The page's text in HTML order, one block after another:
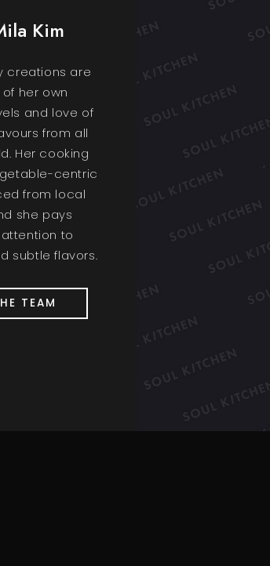
Kim
creations are
her own
and love of
from all
Her cooking
centric
from local
she pays
to
subtle flavors.
TEAM